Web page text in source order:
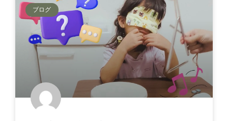
ブログ